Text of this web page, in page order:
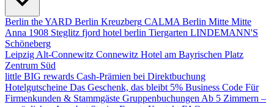
Berlin the YARD Berlin Kreuzberg CALMA Berlin Mitte Mitte
Anna 1908 Steglitz fjord hotel berlin Tiergarten LINDEMANN'S
Schöneberg
Leipzig Alt-Connewitz Connewitz Hotel am Bayrischen Platz
Zentrum Süd
little BIG rewards Cash-Prämien bei Direktbuchung
Hotelgutscheine Das Geschenk, das bleibt 5% Business Code Für
Firmenkunden & Stammgäste Gruppenbuchungen Ab 5 Zimmern –